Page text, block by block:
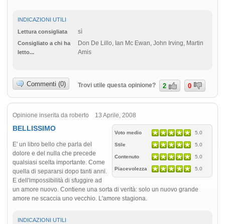
INDICAZIONI UTILI
Lettura consigliata
sì
Consigliato a chi ha
letto...
Don De Lillo, Ian Mc Ewan, John Irving, Martin
Amis
Commenti (0) Trovi utile questa opinione? 2 0
Opinione inserita da roberto 13 Aprile, 2008
Voto medio 5.0
Stile 5.0
Contenuto 5.0
Piacevolezza 5.0
BELLISSIMO
E' un libro bello che parla del
dolore e del nulla che precede
qualsiasi scelta importante. Come
quella di separarsi dopo tanti anni.
E dell'impossibilità di sfuggire ad
un amore nuovo. Contiene una sorta di verità: solo un nuovo grande
amore ne scaccia uno vecchio. L'amore stagiona.
INDICAZIONI UTILI